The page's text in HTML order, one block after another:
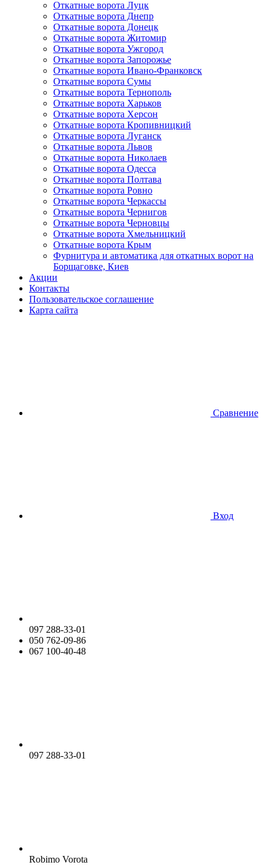
Откатные ворота Луцк
Откатные ворота Днепр
Откатные ворота Донецк
Откатные ворота Житомир
Откатные ворота Ужгород
Откатные ворота Запорожье
Откатные ворота Ивано-Франковск
Откатные ворота Сумы
Откатные ворота Тернополь
Откатные ворота Харьков
Откатные ворота Херсон
Откатные ворота Кропивницкий
Откатные ворота Луганск
Откатные ворота Львов
Откатные ворота Николаев
Откатные ворота Одесса
Откатные ворота Полтава
Откатные ворота Ровно
Откатные ворота Черкассы
Откатные ворота Чернигов
Откатные ворота Черновцы
Откатные ворота Хмельницкий
Откатные ворота Крым
Фурнитура и автоматика для откатных ворот на
Борщаговке, Киев
Акции
Контакты
Пользовательское соглашение
Карта сайта
Сравнение
Вход
097 288-33-01
050 762-09-86
067 100-40-48
097 288-33-01
Robimo Vorota